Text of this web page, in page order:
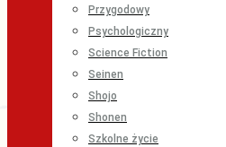
Przygodowy
Psychologiczny
Science Fiction
Seinen
Shojo
Shonen
Szkolne życie